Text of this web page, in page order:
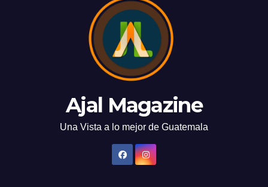
Ajal Magazine
Una Vista a lo mejor de Guatemala